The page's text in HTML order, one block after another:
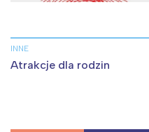
INNE
Atrakcje dla rodzin